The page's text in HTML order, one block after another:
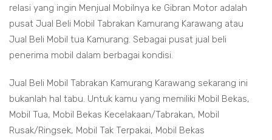
relasi yang ingin Menjual Mobilnya ke Gibran Motor adalah
pusat Jual Beli Mobil Tabrakan Kamurang Karawang atau
Jual Beli Mobil tua Kamurang. Sebagai pusat jual beli
penerima mobil dalam berbagai kondisi.
Jual Beli Mobil Tabrakan Kamurang Karawang sekarang ini
bukanlah hal tabu. Untuk kamu yang memiliki Mobil Bekas,
Mobil Tua, Mobil Bekas Kecelakaan/Tabrakan, Mobil
Rusak/Ringsek, Mobil Tak Terpakai, Mobil Bekas